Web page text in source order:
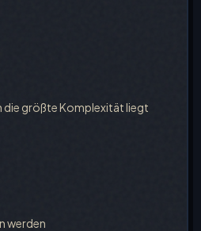
die größte Komplexität liegt
werden